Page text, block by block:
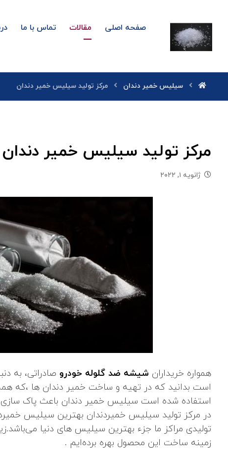
صفحه اصلی مقالات تماس با ما
سیلیس خمیر دندان مرکز تولید سیلیس خمیر دندان
مرکز تولید سیلیس خمیر دندان
ژانویه ۱, ۲۰۲۲
همواره خریداران شیشه ضد گلوله خودرو صادراتی، به
است بدانید که در تهیه و ساخت خمیر دندان‌ ها ،که
استفاده شده‌ است سیلیس خمیر دندان باعث پاک
در مرکز تولید سیلیس خمیردندان بهترین سیلیس
تولیدی مراکز ما جزء بهترین سیلیس های دنیا
زمینه ساخت این محصول بهره برده‌ایم .